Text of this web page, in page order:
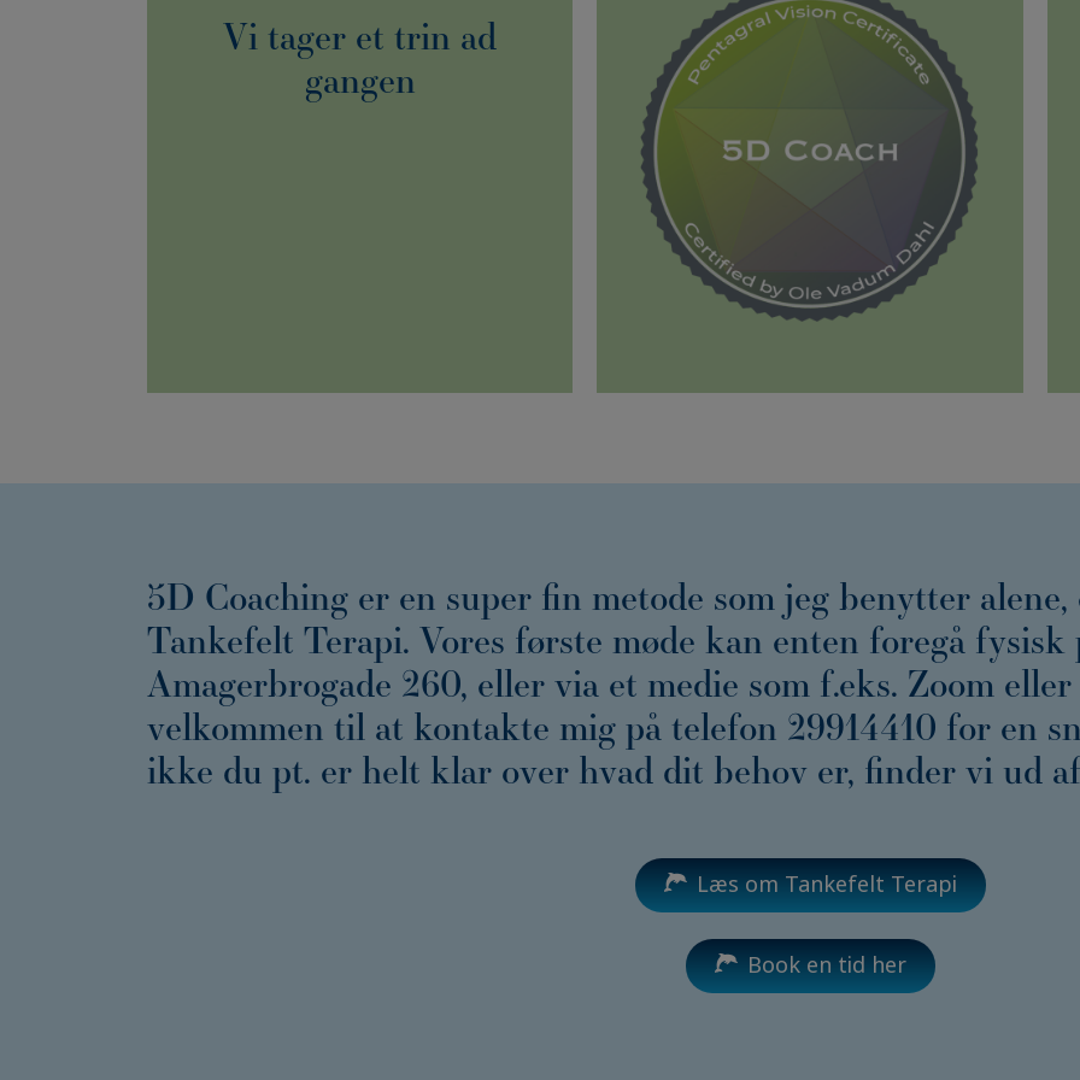
Vi tager et trin ad
gangen
5D Coaching er en super fin metode som jeg benytter
Tankefelt Terapi. Vores første møde kan enten foregå
Amagerbrogade 260, eller via et medie som f.eks. Zoom
velkommen til at kontakte mig på telefon 29914410 for en
ikke du pt. er helt klar over hvad dit behov er, finder vi ud
Læs om Tankefelt Terapi
Book en tid her